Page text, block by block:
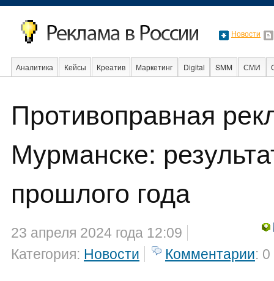
Новости
Аналитика Кейсы Креатив Маркетинг Digital SMM СМИ
Противоправная
Мурманске:
прошлого года
23 апреля 2024 года 12:09
Категория: Новости Комментарии: 0